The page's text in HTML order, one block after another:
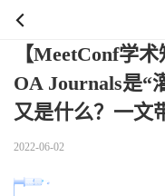
【MeetConf学
OA Journals是“
又是什么？一文
2022-06-02